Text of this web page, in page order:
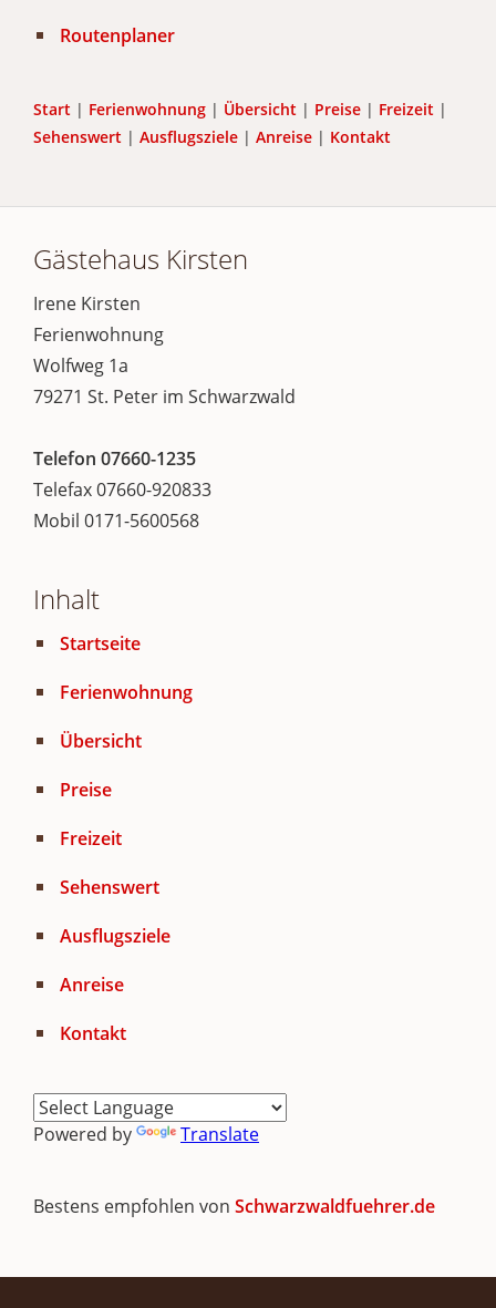
Routenplaner
Start | Ferienwohnung | Übersicht | Preise | Freizeit |
Sehenswert | Ausflugsziele | Anreise | Kontakt
Gästehaus Kirsten
Irene Kirsten
Ferienwohnung
Wolfweg 1a
79271 St. Peter im Schwarzwald
Telefon 07660-1235
Telefax 07660-920833
Mobil 0171-5600568
Inhalt
Startseite
Ferienwohnung
Übersicht
Preise
Freizeit
Sehenswert
Ausflugsziele
Anreise
Kontakt
Powered by Translate
Bestens empfohlen von Schwarzwaldfuehrer.de